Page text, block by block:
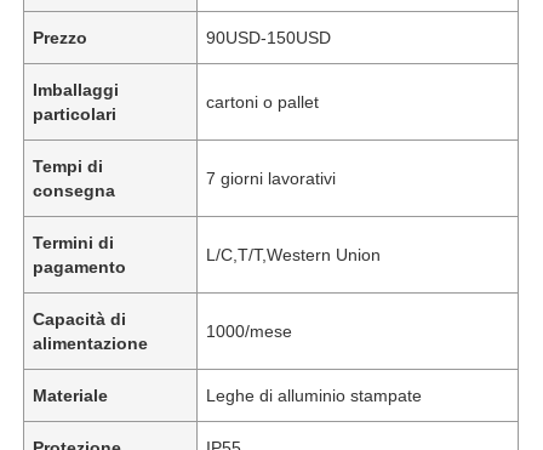
Prezzo 90USD-150USD
Imballaggi
particolari
cartoni o pallet
Tempi di
consegna
7 giorni lavorativi
Termini di
pagamento
L/C,T/T,Western Union
Capacità di
alimentazione
1000/mese
Materiale Leghe di alluminio stampate